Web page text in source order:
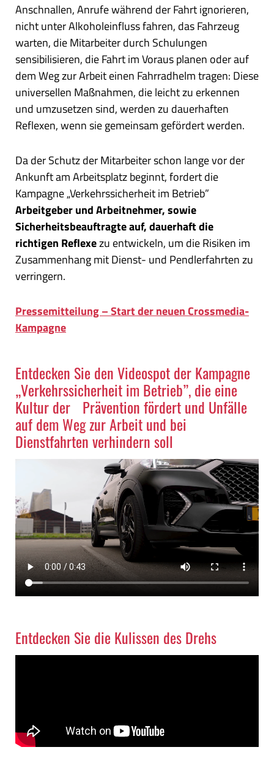
Anschnallen, Anrufe während der Fahrt ignorieren,
nicht unter Alkoholeinfluss fahren, das Fahrzeug
warten, die Mitarbeiter durch Schulungen
sensibilisieren, die Fahrt im Voraus planen oder auf
dem Weg zur Arbeit einen Fahrradhelm tragen: Diese
universellen Maßnahmen, die leicht zu erkennen
und umzusetzen sind, werden zu dauerhaften
Reflexen, wenn sie gemeinsam gefördert werden.
Da der Schutz der Mitarbeiter schon lange vor der
Ankunft am Arbeitsplatz beginnt, fordert die
Kampagne „Verkehrssicherheit im Betrieb”
Arbeitgeber und Arbeitnehmer, sowie
Sicherheitsbeauftragte auf, dauerhaft die
richtigen Reflexezu entwickeln, um die Risiken im
Zusammenhang mit Dienst- und Pendlerfahrten zu
verringern.
Pressemitteilung – Start der neuen Crossmedia-
Kampagne
.Entdecken Sie den Videospot der Kampagne
„Verkehrssicherheit im Betrieb”, die eine
Kultur der Prävention fördert und Unfälle
auf dem Weg zur Arbeit und bei
Dienstfahrten verhindern soll
Entdecken Sie die Kulissen des Drehs